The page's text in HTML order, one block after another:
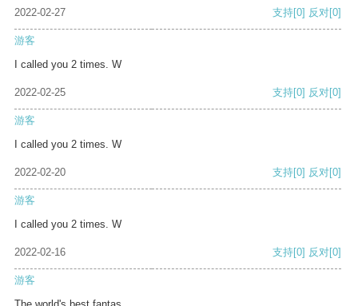
2022-02-27 支持[0] 反对[0]
游客
I called you 2 times. W
2022-02-25 支持[0] 反对[0]
游客
I called you 2 times. W
2022-02-20 支持[0] 反对[0]
游客
I called you 2 times. W
2022-02-16 支持[0] 反对[0]
游客